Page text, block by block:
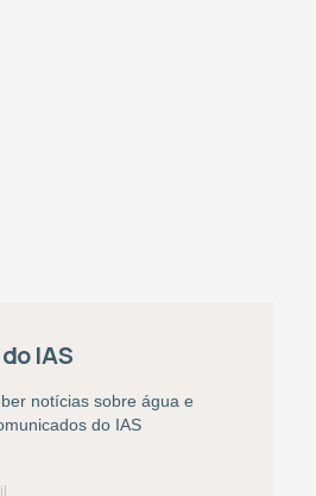
IAS
notícias sobre água e
do IAS